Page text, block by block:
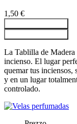
1,50 €
La Tablilla de Madera
incienso. El lugar
quemar tus inciensos,
y en un lugar
controlado.